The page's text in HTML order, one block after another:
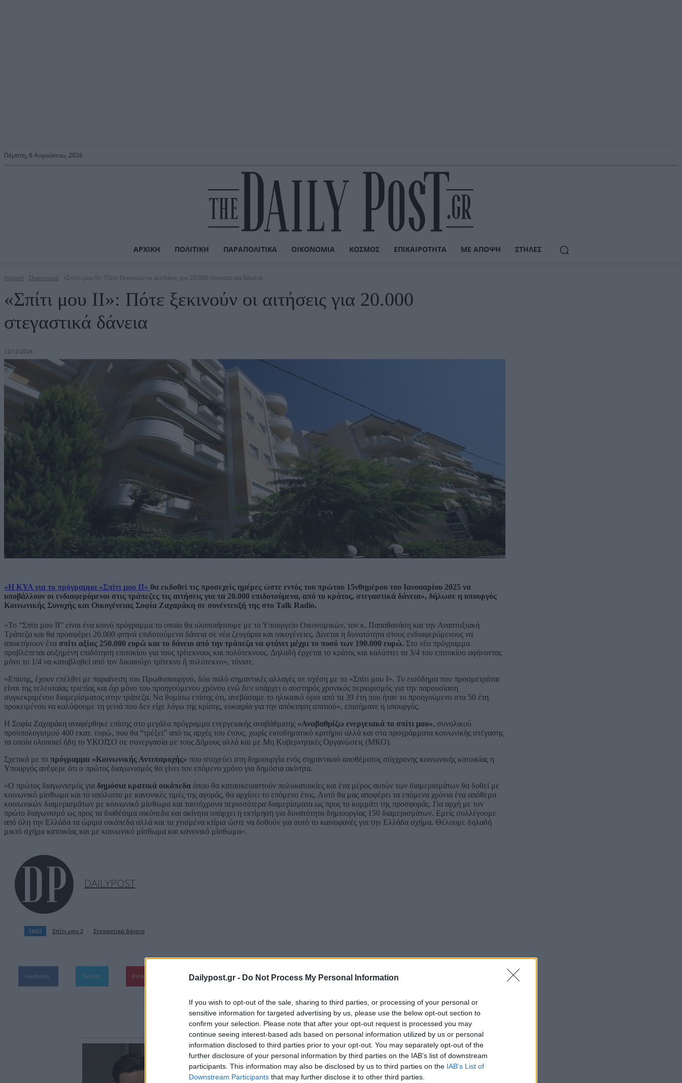
Dailypost.gr - Do Not Process My Personal Information
If you wish to opt-out of the sale, sharing to third parties, or processing of your personal or
sensitive information for targeted advertising by us, please use the below opt-out section to
confirm your selection. Please note that after your opt-out request is processed you may
continue seeing interest-based ads based on personal information utilized by us or personal
information disclosed to third parties prior to your opt-out. You may separately opt-out of the
further disclosure of your personal information by third parties on the IAB’s list of downstream
participants. This information may also be disclosed by us to third parties on the IAB’s List of
Downstream Participants that may further disclose it to other third parties.
Πέμπτη, 6 Αυγούστου, 2026
ΑΡΧΙΚΉ ΠΟΛΙΤΙΚΉ ΠΑΡΑΠΟΛΙΤΙΚΆ ΟΙΚΟΝΟΜΊΑ ΚΌΣΜΟΣ ΕΠΙΚΑΙΡΌΤΗΤΑ ΜΕ ΆΠΟΨΗ ΣΤΉΛΕΣ
Αρχική Οικονομία «Σπίτι μου ΙΙ»: Πότε ξεκινούν οι αιτήσεις για 20.000 στεγαστικά δάνεια
«Σπίτι μου ΙΙ»: Πότε ξεκινούν οι αιτήσεις για 20.000
στεγαστικά δάνεια
12/12/2024
«Η ΚΥΑ για το πρόγραμμα «Σπίτι μου ΙΙ» θα εκδοθεί τις προσεχείς ημέρες ώστε εντός του πρώτου 15νθημέρου του Ιανουαρίου 2025 να
υποβάλλουν οι ενδιαφερόμενοι στις τράπεζες τις αιτήσεις για τα 20.000 επιδοτούμενα, από το κράτος, στεγαστικά δάνεια», δήλωσε η υπουργός
Κοινωνικής Συνοχής και Οικογένειας Σοφία Ζαχαράκη σε συνέντευξή της στο Talk Radio.
«Το “Σπίτι μου ΙΙ” είναι ένα κοινό πρόγραμμα το οποίο θα υλοποιήσουμε με το Υπουργείο Οικονομικών, τον κ. Παπαθανάση και την Αναπτυξιακή
Τράπεζα και θα προσφέρει 20.000 φτηνά επιδοτούμενα δάνεια σε νέα ζευγάρια και οικογένειες. Δίνεται η δυνατότητα στους ενδιαφερόμενους να
αποκτήσουν ένα σπίτι αξίας 250.000 ευρώ και το δάνειο από την τράπεζα να φτάνει μέχρι το ποσό των 190.000 ευρώ. Στο νέο πρόγραμμα
προβλέπεται αυξημένη επιδότηση επιτοκίου για τους τρίτεκνους και πολύτεκνους. Δηλαδή έρχεται το κράτος και καλύπτει τα 3/4 του επιτοκίου αφήνοντας
μόνο το 1/4 να καταβληθεί από τον δικαιούχο τρίτεκνο ή πολύτεκνο», τόνισε.
«Επίσης, έχουν επέλθει με παραίνεση του Πρωθυπουργού, δύο πολύ σημαντικές αλλαγές σε σχέση με το «Σπίτι μου Ι». Το εισόδημα που προσμετράται
είναι της τελευταίας τριετίας και όχι μόνο του προηγούμενου χρόνου ενώ δεν υπάρχει ο αυστηρός χρονικός περιορισμός για την παρουσίαση
συγκεκριμένου διαμερίσματος στην τράπεζα. Να θυμίσω επίσης ότι, ανεβάσαμε το ηλικιακό όριο από τα 39 έτη που ήταν το προηγούμενο στα 50 έτη
προκειμένου να καλύψουμε τη γενιά που δεν είχε λόγω της κρίσης, ευκαιρία για την απόκτηση σπιτιού», επισήμανε η υπουργός.
Η Σοφία Ζαχαράκη αναφέρθηκε επίσης στο μεγάλο πρόγραμμα ενεργειακής αναβάθμισης «Αναβαθμίζω ενεργειακά το σπίτι μου», συνολικού
προϋπολογισμού 400 εκατ. ευρώ, που θα “τρέξει” από τις αρχές του έτους, χωρίς εισοδηματικό κριτήριο αλλά και στα προγράμματα κοινωνικής στέγασης
τα οποία υλοποιεί ήδη το ΥΚΟΙΣΟ σε συνεργασία με τους Δήμους αλλά και με Μη Κυβερνητικές Οργανώσεις (ΜΚΟ).
Σχετικά με το πρόγραμμα «Κοινωνικής Αντιπαροχής» που στοχεύει στη δημιουργία ενός σημαντικού αποθέματος σύγχρονης κοινωνικής κατοικίας η
Υπουργός ανέφερε ότι ο πρώτος διαγωνισμός θα γίνει τον επόμενο χρόνο για δημόσια ακίνητα.
«Ο πρώτος διαγωνισμός για δημόσια κρατικά οικόπεδα όπου θα κατασκευαστούν πολυκατοικίες και ένα μέρος αυτών των διαμερισμάτων θα δοθεί με
κοινωνικό μίσθωμα και το υπόλοιπο με κανονικές τιμές της αγοράς, θα αρχίσει το επόμενο έτος. Αυτό θα μας αποφέρει τα επόμενα χρόνια ένα απόθεμα
κοινωνικών διαμερισμάτων με κοινωνικό μίσθωμα και ταυτόχρονα περισσότερα διαμερίσματα ως προς το κομμάτι της προσφοράς. Για αρχή με τον
πρώτο διαγωνισμό ως προς τα διαθέσιμα οικόπεδα και ακίνητα υπάρχει η εκτίμηση για δυνατότητα δημιουργίας 150 διαμερισμάτων. Εμείς συλλέγουμε
από όλη την Ελλάδα τα ώριμα οικόπεδα αλλά και τα χτισμένα κτίρια ώστε να δοθούν για αυτό το καινοφανές για την Ελλάδα σχήμα. Θέλουμε δηλαδή
μικτό σχήμα κατοικίας και με κοινωνικό μίσθωμα και κανονικό μίσθωμα».
DAILYPOST
TAGS Σπίτι μου 2 Στεγαστικά δάνεια
Facebook Twitter Pinterest WhatsApp